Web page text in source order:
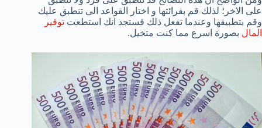
على الاخر؛ لذلك قم بفرائتها و اختار القواعد الى تنطبق عليك
وقم بتطبيقها وعندما تفعل ذلك فستجد انك استطعت توفير
المال بصورة اسرع مما كنت متخيل.